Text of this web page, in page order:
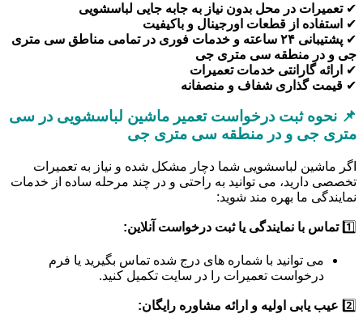
✔تعمیرات در محل بدون نیاز به جابه جایی لباسشویی
✔ استفاده از قطعات اورجینال و باکیفیت
✔
پشتیبانی ۲۴ ساعته و خدمات فوری در تمامی مناطق سی متری
جی و در منطقه سی متری جی
✔ ارائه گارانتی خدمات تعمیرات
✔ قیمت گذاری شفاف و منصفانه
📌 نحوه ثبت درخواست تعمیر ماشین لباسشویی در سی
متری جی و در منطقه سی متری جی
اگر ماشین لباسشویی شما دچار مشکل شده و نیاز به تعمیرات
تخصصی دارید، می توانید به راحتی و در چند مرحله ساده از خدمات
نمایندگی ما بهره مند شوید:
1️⃣ تماس با نمایندگی یا ثبت درخواست آنلاین:
می توانید با شماره های درج شده تماس بگیرید یا فرم
درخواست تعمیرات را در سایت تکمیل کنید.
2️⃣ عیب یابی اولیه و ارائه مشاوره رایگان: